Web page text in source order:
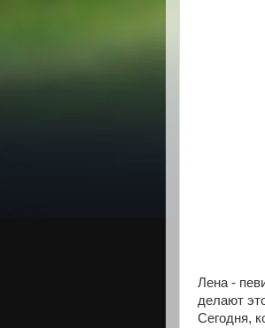
Лена -
делают
Сегодня,